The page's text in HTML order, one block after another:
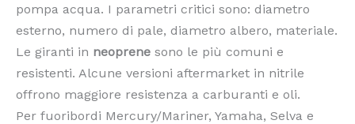
pompa acqua. I parametri critici sono: diametro
esterno, numero di pale, diametro albero, materiale.
Le giranti in neoprene sono le più comuni e
resistenti. Alcune versioni aftermarket in nitrile
offrono maggiore resistenza a carburanti e oli.
Per fuoribordi Mercury/Mariner, Yamaha, Selva e